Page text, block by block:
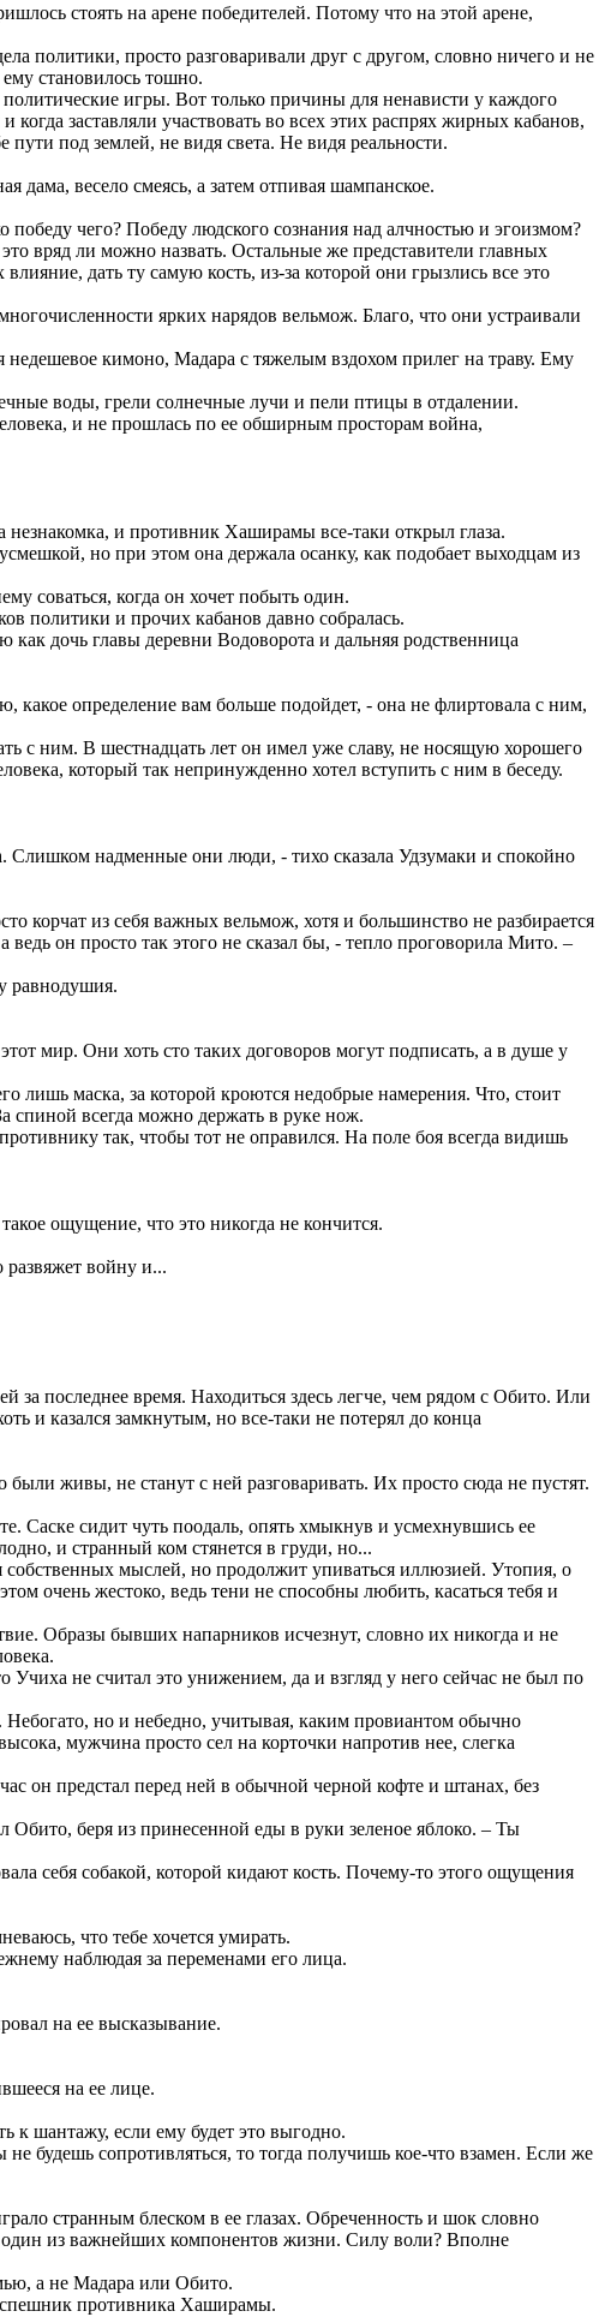
стоять на арене победителей. Потому что на этой арене,
политики, просто разговаривали друг с другом, словно ничего и не
становилось тошно.
игры. Вот только причины для ненависти у каждого
заставляли участвовать во всех этих распрях жирных кабанов,
под землей, не видя света. Не видя реальности.
дама, весело смеясь, а затем отпивая шампанское.
чего? Победу людского сознания над алчностью и эгоизмом?
вряд ли можно назвать. Остальные же представители главных
дать ту самую кость, из-за которой они грызлись все это
ярких нарядов вельмож. Благо, что они устраивали
недешевое кимоно, Мадара с тяжелым вздохом прилег на траву. Ему
воды, грели солнечные лучи и пели птицы в отдалении.
и не прошлась по ее обширным просторам война,
незнакомка, и противник Хаширамы все-таки открыл глаза.
но при этом она держала осанку, как подобает выходцам из
соваться, когда он хочет побыть один.
политики и прочих кабанов давно собралась.
как дочь главы деревни Водоворота и дальняя родственница
определение вам больше подойдет, - она не флиртовала с ним,
с ним. В шестнадцать лет он имел уже славу, не носящую хорошего
который так непринужденно хотел вступить с ним в беседу.
Слишком надменные они люди, - тихо сказала Удзумаки и спокойно
корчат из себя важных вельмож, хотя и большинство не разбирается
он просто так этого не сказал бы, - тепло проговорила Мито. –
равнодушия.
мир. Они хоть сто таких договоров могут подписать, а в душе у
лишь маска, за которой кроются недобрые намерения. Что, стоит
спиной всегда можно держать в руке нож.
так, чтобы тот не оправился. На поле боя всегда видишь
ощущение, что это никогда не кончится.
войну и...
за последнее время. Находиться здесь легче, чем рядом с Обито. Или
и казался замкнутым, но все-таки не потерял до конца
были живы, не станут с ней разговаривать. Их просто сюда не пустят.
Саске сидит чуть поодаль, опять хмыкнув и усмехнувшись ее
и странный ком стянется в груди, но...
мыслей, но продолжит упиваться иллюзией. Утопия, о
очень жестоко, ведь тени не способны любить, касаться тебя и
Образы бывших напарников исчезнут, словно их никогда и не
не считал это унижением, да и взгляд у него сейчас не был по
но и небедно, учитывая, каким провиантом обычно
мужчина просто сел на корточки напротив нее, слегка
он предстал перед ней в обычной черной кофте и штанах, без
Обито, беря из принесенной еды в руки зеленое яблоко. – Ты
себя собакой, которой кидают кость. Почему-то этого ощущения
что тебе хочется умирать.
наблюдая за переменами его лица.
на ее высказывание.
на ее лице.
шантажу, если ему будет это выгодно.
будешь сопротивляться, то тогда получишь кое-что взамен. Если же
странным блеском в ее глазах. Обреченность и шок словно
один из важнейших компонентов жизни. Силу воли? Вполне
а не Мадара или Обито.
противника Хаширамы.